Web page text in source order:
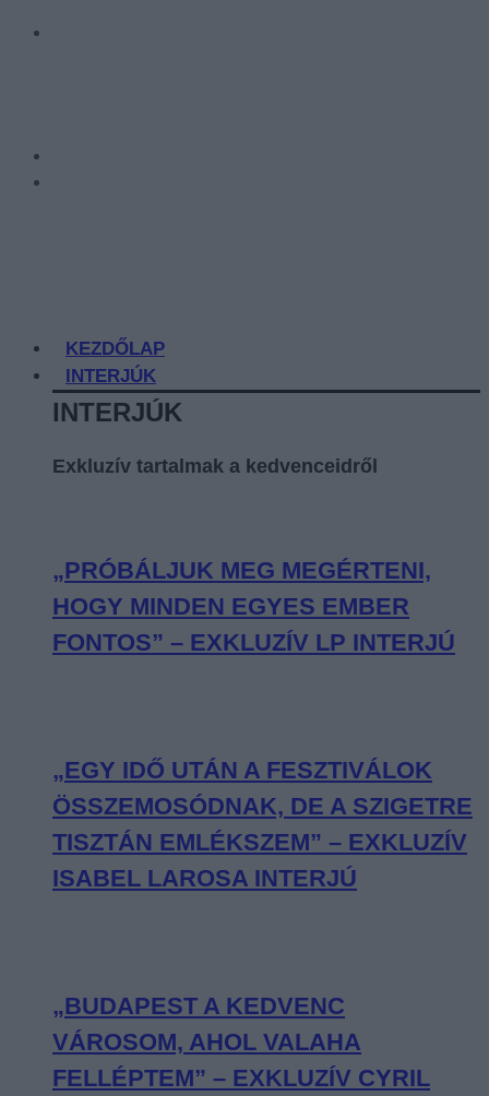
KEZDŐLAP
INTERJÚK
INTERJÚK
Exkluzív tartalmak a kedvenceidről
„PRÓBÁLJUK MEG MEGÉRTENI,
HOGY MINDEN EGYES EMBER
FONTOS” – EXKLUZÍV LP INTERJÚ
„EGY IDŐ UTÁN A FESZTIVÁLOK
ÖSSZEMOSÓDNAK, DE A SZIGETRE
TISZTÁN EMLÉKSZEM” – EXKLUZÍV
ISABEL LAROSA INTERJÚ
„BUDAPEST A KEDVENC
VÁROSOM, AHOL VALAHA
FELLÉPTEM” – EXKLUZÍV CYRIL